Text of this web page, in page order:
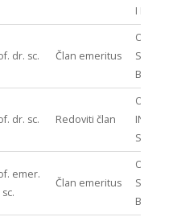
I
dr. sc. Član emeritus
ODJEL
dr. sc. Redoviti član
ODJEL
emer.
Član emeritus
ODJEL